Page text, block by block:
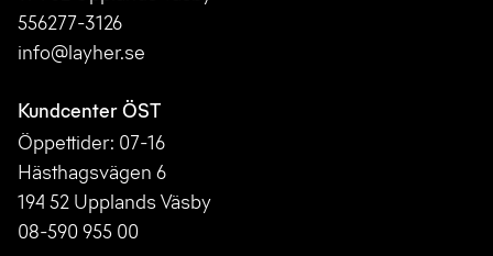
556277-3126
info@layher.se
Kundcenter ÖST
Öppettider: 07-16
Hästhagsvägen 6
194 52 Upplands Väsby
08-590 955 00